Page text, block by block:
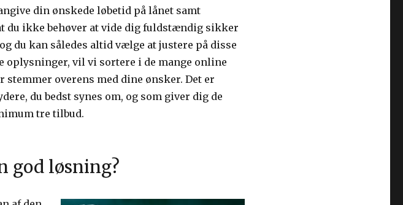
din ønskede løbetid på lånet samt
du ikke behøver at vide dig fuldstændig sikker
du kan således altid vælge at justere på disse
oplysninger, vil vi sortere i de mange online
stemmer overens med dine ønsker. Det er
du bedst synes om, og som giver dig de
tre tilbud.
god løsning?